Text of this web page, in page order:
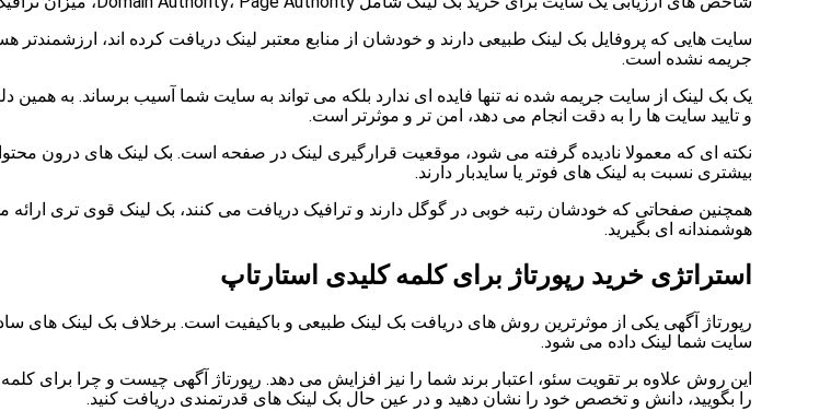
سایت هایی که پروفایل بک لینک طبیعی دارند و خودشان از منابع معتبر لینک دریافت کرده اند،
جریمه نشده است.
یک بک لینک از سایت جریمه شده نه تنها فایده ای ندارد بلکه می تواند به سایت شما آسیب برساند. به همین
و تایید سایت ها را به دقت انجام می دهد، امن تر و موثرتر است.
بیشتری نسبت به لینک های فوتر یا سایدبار دارند.
همچنین صفحاتی که خودشان رتبه خوبی در گوگل دارند و ترافیک دریافت می کنند، بک لینک قوی تری
هوشمندانه ای بگیرید.
استراتژی خرید رپورتاژ برای کلمه کلیدی استارتاپ
رپورتاژ آگهی یکی از موثرترین روش های دریافت بک لینک طبیعی و باکیفیت است. برخلاف بک لینک های
سایت شما لینک داده می شود.
این روش علاوه بر تقویت سئو، اعتبار برند شما را نیز افزایش می دهد. رپورتاژ آگهی چیست و چرا برای
را بگویید، دانش و تخصص خود را نشان دهید و در عین حال بک لینک های قدرتمندی دریافت کنید.